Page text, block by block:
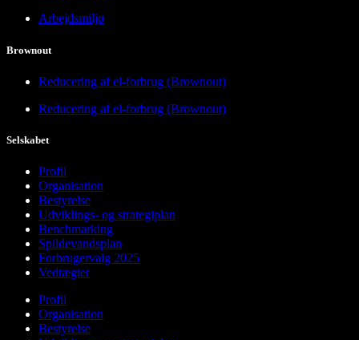
Arbejdsmiljø
Brownout
Reducering af el-forbrug (Brownout)
Reducering af el-forbrug (Brownout)
Selskabet
Profil
Organisation
Bestyrelse
Udviklings- og strategiplan
Benchmarking
Spildevandsplan
Forbrugervalg 2025
Vedtægter
Profil
Organisation
Bestyrelse